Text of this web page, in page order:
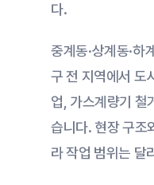
다.
중계동·상계동·하
구 전 지역에서 도
업, 가스계량기 철
습니다. 현장 구조
라 작업 범위는 달